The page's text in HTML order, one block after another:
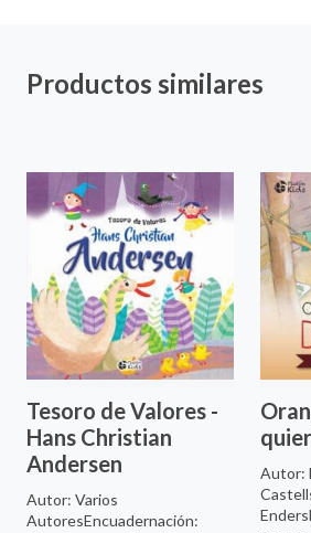
Productos similares
Tesoro de Valores -
Hans Christian
Andersen
Autor: Varios
AutoresEncuadernación:
Autor: